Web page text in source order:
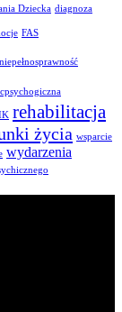
Dziecka diagnoza
FAS
niepełnosprawność
rehabilitacja
życia wsparcie
wydarzenia